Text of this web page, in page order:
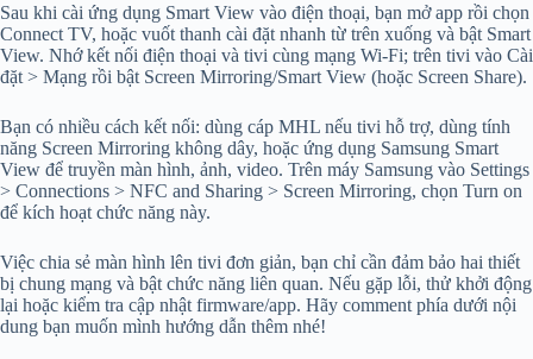
Sau khi cài ứng dụng Smart View vào điện thoại, bạn mở app rồi chọn
Connect TV, hoặc vuốt thanh cài đặt nhanh từ trên xuống và bật Smart
View. Nhớ kết nối điện thoại và tivi cùng mạng Wi‑Fi; trên tivi vào Cài
đặt > Mạng rồi bật Screen Mirroring/Smart View (hoặc Screen Share).
Bạn có nhiều cách kết nối: dùng cáp MHL nếu tivi hỗ trợ, dùng tính
năng Screen Mirroring không dây, hoặc ứng dụng Samsung Smart
View để truyền màn hình, ảnh, video. Trên máy Samsung vào Settings
> Connections > NFC and Sharing > Screen Mirroring, chọn Turn on
để kích hoạt chức năng này.
Việc chia sẻ màn hình lên tivi đơn giản, bạn chỉ cần đảm bảo hai thiết
bị chung mạng và bật chức năng liên quan. Nếu gặp lỗi, thử khởi động
lại hoặc kiểm tra cập nhật firmware/app. Hãy comment phía dưới nội
dung bạn muốn mình hướng dẫn thêm nhé!